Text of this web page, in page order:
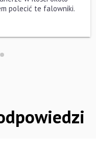
polecić te falowniki.